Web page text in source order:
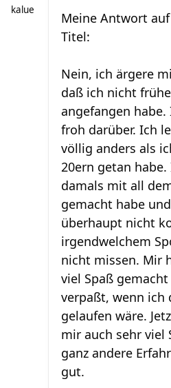
kalue
Meine Antwort
Titel:
Nein, ich ärgere
daß ich nicht
angefangen
froh darüber. Ich
völlig anders als
20ern getan
damals mit all
gemacht habe
überhaupt nicht
irgendwelchem
nicht missen. Mir
viel Spaß
verpaßt, wenn ich
gelaufen wäre.
mir auch sehr viel
ganz andere
gut.